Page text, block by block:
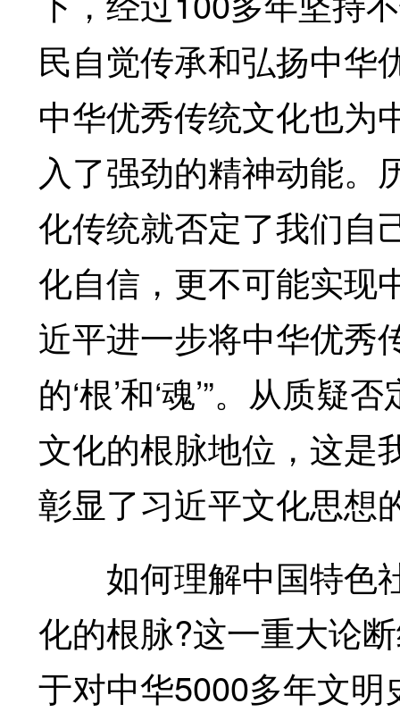
民自觉传承和弘扬中华
中华优秀传统文化也为
入了强劲的精神动能。
化传统就否定了我们自
化自信，更不可能实现
近平进一步将中华优秀
的‘根’和‘魂’”。从质
文化的根脉地位，这是
彰显了习近平文化思想
如何理解中国特色
化的根脉?这一重大论
于对中华5000多年文明